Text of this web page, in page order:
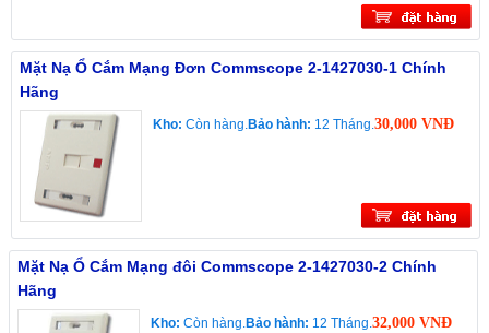
Mặt Nạ Ổ Cắm Mạng Đơn Commscope 2-1427030-1 Chính
Hãng
Kho: Còn hàng.Bảo hành: 12 Tháng.30,000 VNĐ
Mặt Nạ Ổ Cắm Mạng đôi Commscope 2-1427030-2 Chính
Hãng
Kho: Còn hàng.Bảo hành: 12 Tháng.32,000 VNĐ